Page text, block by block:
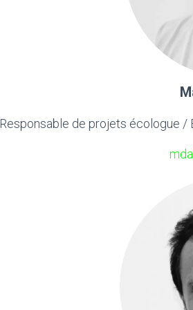
Responsable de projets écologue /